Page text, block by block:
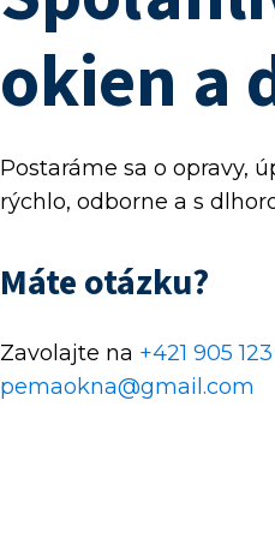
okien a
Postaráme sa o opravy,
rýchlo, odborne a s
Máte otázku?
Zavolajte na +421 905
pemaokna@gmail.com